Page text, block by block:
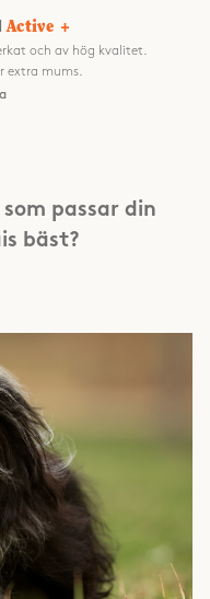
Active +
och av hög kvalitet.
extra mums.
passar din
bäst?